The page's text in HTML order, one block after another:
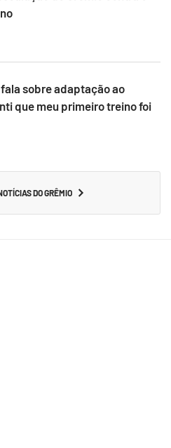
sobre adaptação ao
que meu primeiro treino foi
DO GRÊMIO